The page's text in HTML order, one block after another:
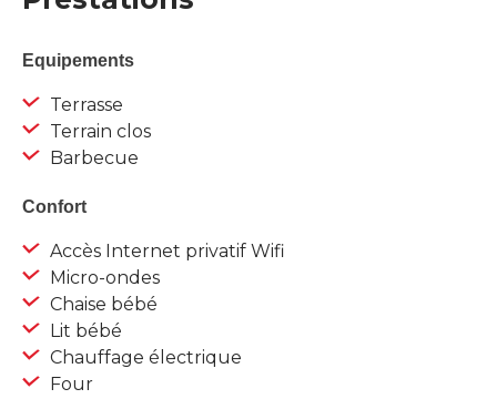
Equipements
Terrasse
Terrain clos
Barbecue
Confort
Accès Internet privatif Wifi
Micro-ondes
Chaise bébé
Lit bébé
Chauffage électrique
Four